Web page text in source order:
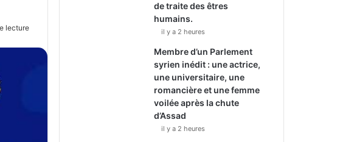
lecture
de traite des êtres
humains.
il y a 2 heures
Membre d’un Parlement
syrien inédit : une actrice,
une universitaire, une
romancière et une femme
voilée après la chute
d’Assad
il y a 2 heures